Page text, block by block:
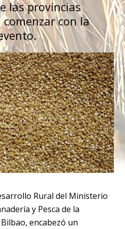
las provincias
con la
Rural del Ministerio
y Pesca de la
encabezó un